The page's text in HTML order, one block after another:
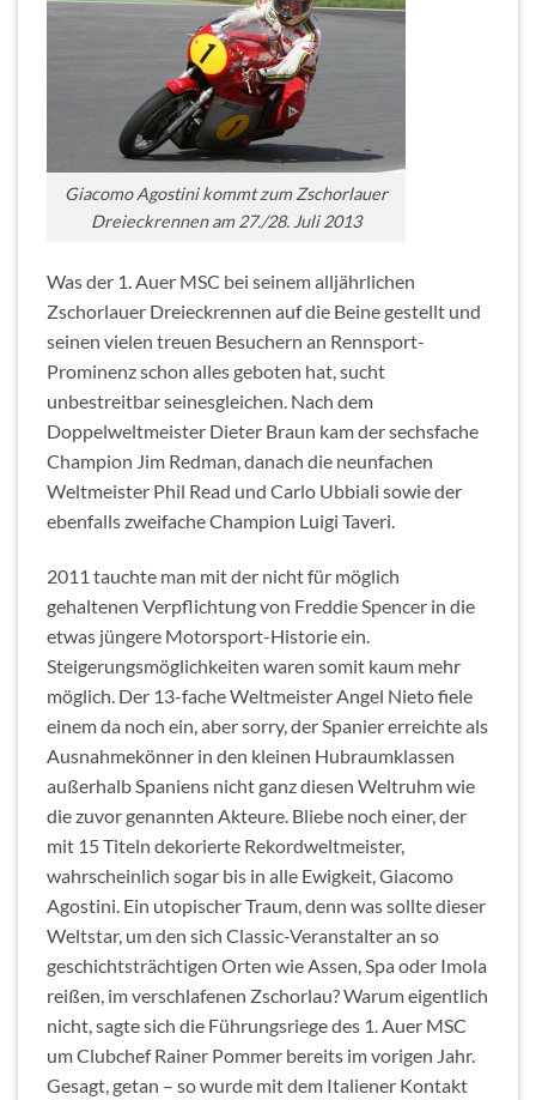
Giacomo Agostini kommt zum Zschorlauer
Dreieckrennen am 27./28. Juli 2013
Was der 1. Auer MSC bei seinem alljährlichen
Zschorlauer Dreieckrennen auf die Beine gestellt und
seinen vielen treuen Besuchern an Rennsport-
Prominenz schon alles geboten hat, sucht
unbestreitbar seinesgleichen. Nach dem
Doppelweltmeister Dieter Braun kam der sechsfache
Champion Jim Redman, danach die neunfachen
Weltmeister Phil Read und Carlo Ubbiali sowie der
ebenfalls zweifache Champion Luigi Taveri.
2011 tauchte man mit der nicht für möglich
gehaltenen Verpflichtung von Freddie Spencer in die
etwas jüngere Motorsport-Historie ein.
Steigerungsmöglichkeiten waren somit kaum mehr
möglich. Der 13-fache Weltmeister Angel Nieto fiele
einem da noch ein, aber sorry, der Spanier erreichte als
Ausnahmekönner in den kleinen Hubraumklassen
außerhalb Spaniens nicht ganz diesen Weltruhm wie
die zuvor genannten Akteure. Bliebe noch einer, der
mit 15 Titeln dekorierte Rekordweltmeister,
wahrscheinlich sogar bis in alle Ewigkeit, Giacomo
Agostini. Ein utopischer Traum, denn was sollte dieser
Weltstar, um den sich Classic-Veranstalter an so
geschichtsträchtigen Orten wie Assen, Spa oder Imola
reißen, im verschlafenen Zschorlau? Warum eigentlich
nicht, sagte sich die Führungsriege des 1. Auer MSC
um Clubchef Rainer Pommer bereits im vorigen Jahr.
Gesagt, getan – so wurde mit dem Italiener Kontakt